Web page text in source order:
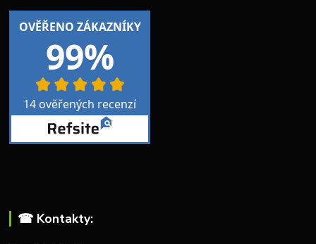
☎︎ Kontakty: